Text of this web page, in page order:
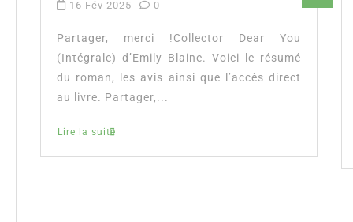
16 Fév 2025 0
Partager, merci !Collector Dear You
(Intégrale) d’Emily Blaine. Voici le résumé
du roman, les avis ainsi que l’accès direct
au livre. Partager,...
Lire la suite